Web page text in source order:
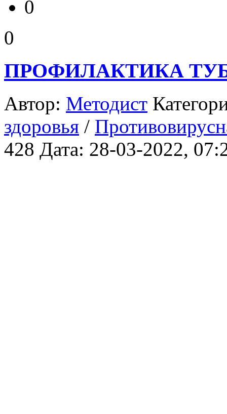
0
0
ПРОФИЛАКТИКА
Автор: Методист
здоровья /
428 Дата: 28-03-2022,